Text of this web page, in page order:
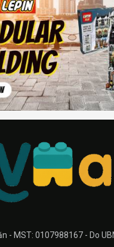
- MST: 0107988167 - Do